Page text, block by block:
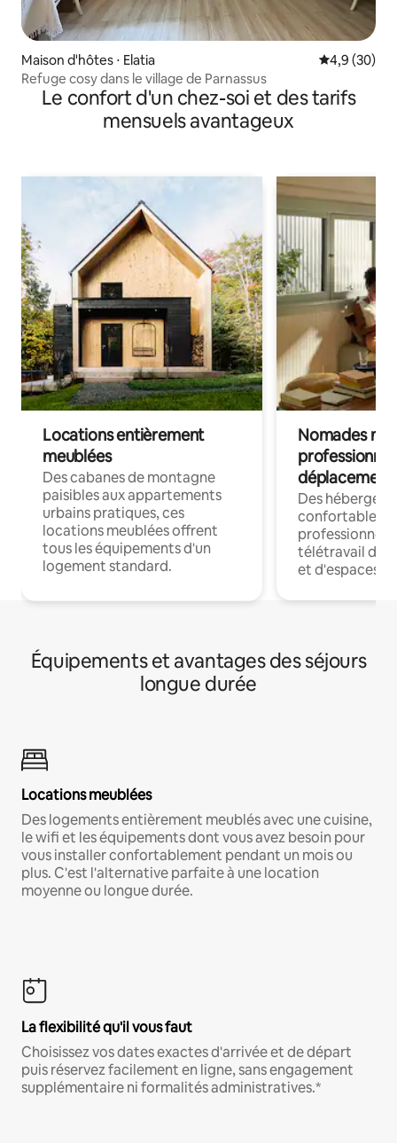
Maison d'hôtes ⋅ Elatia Évaluation
4,9 (30)
Refuge cosy dans le village de Parnassus
Le confort d'un chez-soi et des tarifs
mensuels avantageux
Locations entièrement
meublées
Des cabanes de montagne
paisibles aux appartements
urbains pratiques, ces
locations meublées offrent
tous les équipements d'un
logement standard.
Nomades
déplacement
Des
confortables
professionnels
télétravail
et d'espaces
Équipements et avantages des séjours
longue durée
Locations meublées
Des logements entièrement meublés avec une cuisine,
le wifi et les équipements dont vous avez besoin pour
vous installer confortablement pendant un mois ou
plus. C'est l'alternative parfaite à une location
moyenne ou longue durée.
La flexibilité qu'il vous faut
Choisissez vos dates exactes d'arrivée et de départ
puis réservez facilement en ligne, sans engagement
supplémentaire ni formalités administratives.*